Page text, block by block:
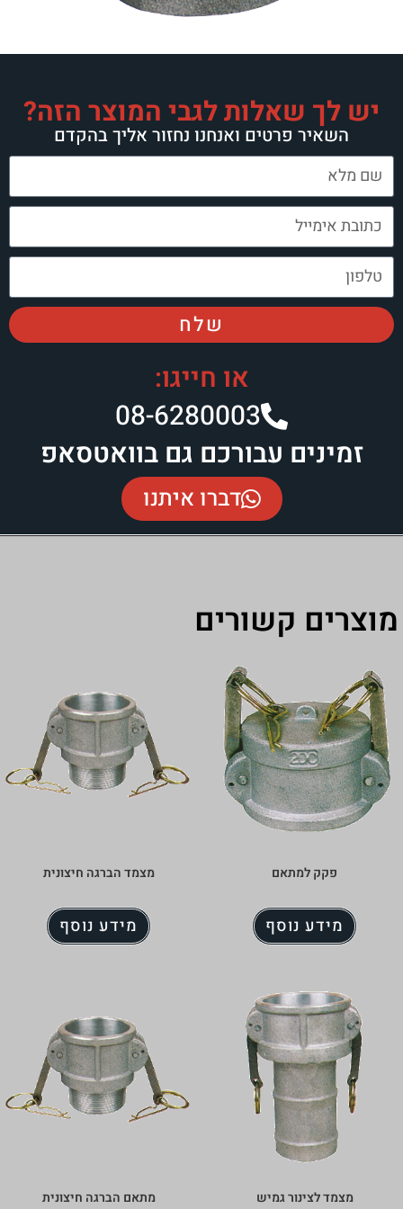
לגבי המוצר הזה?
פרטים ואנחנו נחזור אליך בהקדם
08-6280003​
עבורכם גם בוואטסאפ
דברו איתנו
קשורים
מצמד הברגה חיצונית
גמיש מתאם הברגה חיצונית